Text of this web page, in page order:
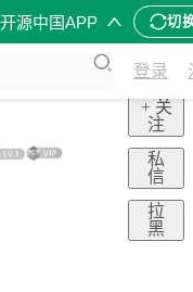
开源中国APP 切
登录
+ 关
注
私
信
拉
黑